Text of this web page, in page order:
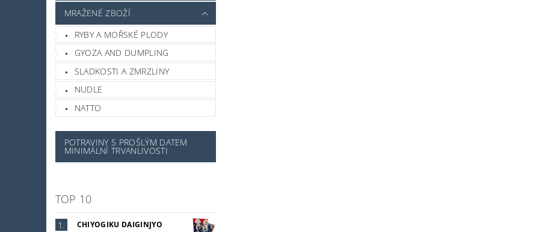
MRAŽENÉ ZBOŽÍ
RYBY A MOŘSKÉ PLODY
GYOZA AND DUMPLING
SLADKOSTI A ZMRZLINY
NUDLE
NATTO
POTRAVINY S PROŠLÝM DATEM
MINIMÁLNÍ TRVANLIVOSTI
TOP 10
CHIYOGIKU DAIGINJYO